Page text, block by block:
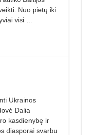
Nuo pietų iki
visi …
Ukrainos
Dalia
kasdienybę ir
diasporai svarbu